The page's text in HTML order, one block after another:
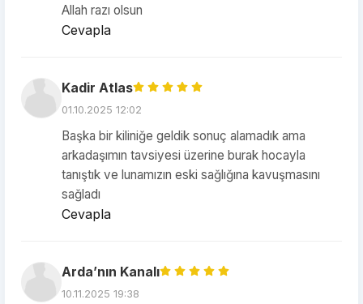
Allah razı olsun
Cevapla
Kadir Atlas
01.10.2025 12:02
Başka bir kiliniğe geldik sonuç alamadık ama
arkadaşımın tavsiyesi üzerine burak hocayla
tanıştık ve lunamızın eski sağlığına kavuşmasını
sağladı
Cevapla
Arda’nın Kanalı
10.11.2025 19:38